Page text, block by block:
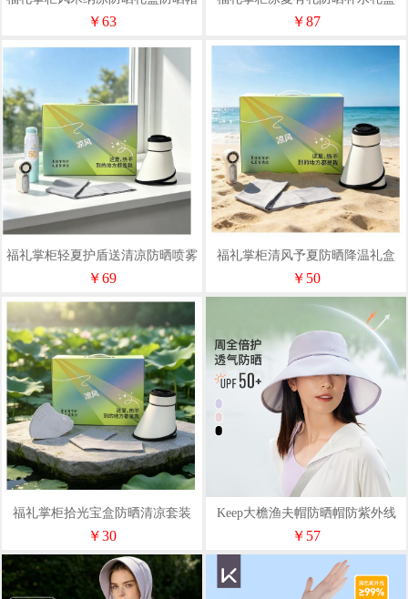
防蚊喷雾组合
￥63 ￥87
福礼掌柜轻夏护盾送清凉防晒喷雾
礼盒
￥69
福礼掌柜清风予夏防晒降温礼盒
￥50
福礼掌柜拾光宝盒防晒清凉套装
￥30
Keep大檐渔夫帽防晒帽防紫外线
户外运动--黑色紫色粉色
￥57